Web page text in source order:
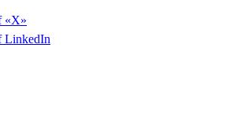
«X»
LinkedIn